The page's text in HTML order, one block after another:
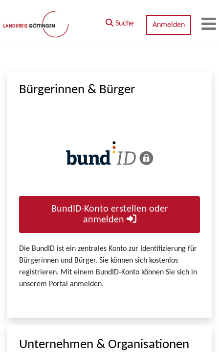
Zum Hauptinhalt springen
Suche Anmelden
Bürgerinnen & Bürger
BundID-Konto erstellen oder
anmelden
Die BundID ist ein zentrales Konto zur Identifizierung für
Bürgerinnen und Bürger. Sie können sich kostenlos
registrieren. Mit einem BundID-Konto können Sie sich in
unserem Portal anmelden.
Unternehmen & Organisationen